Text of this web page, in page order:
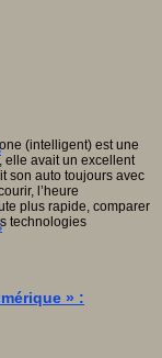
(intelligent) est une
elle avait un excellent
son auto toujours avec
l’heure
plus rapide, comparer
technologies
» :